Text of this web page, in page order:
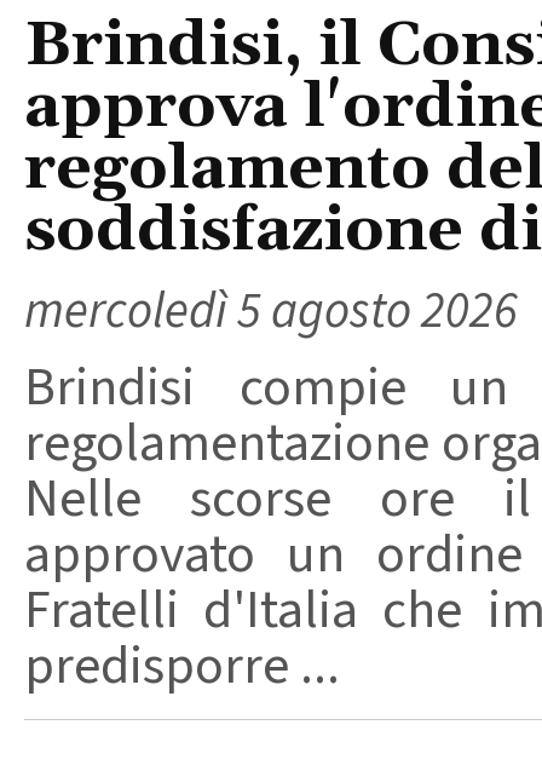
Brindisi, il
approva
regolamento
soddisfazione
mercoledì 5 agosto 2026
Brindisi compie
regolamentazione
Nelle scorse ore
approvato un
Fratelli d'Italia che
predisporre ...